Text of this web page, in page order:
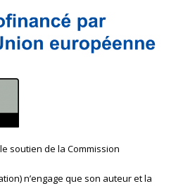
soutien de la Commission
n’engage que son auteur et la